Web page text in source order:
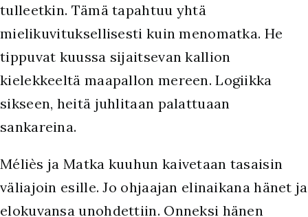
tulleetkin. Tämä tapahtuu yhtä
mielikuvituksellisesti kuin menomatka. He
tippuvat kuussa sijaitsevan kallion
kielekkeeltä maapallon mereen. Logiikka
sikseen, heitä juhlitaan palattuaan
sankareina.
Méliès ja Matka kuuhun kaivetaan tasaisin
väliajoin esille. Jo ohjaajan elinaikana hänet ja
elokuvansa unohdettiin. Onneksi hänen